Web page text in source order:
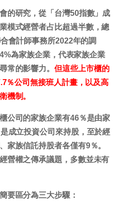
的研究，從「台灣50指數」成
模式經營者占比超過半數，總
會計師事務所2022年的調
為家族企業，代表家族企業
常的影響力。但這些上市櫃的
％公司無接班人計畫，以及高
機制。
公司的家族企業有46％是由家
成立投資公司來持股，至於經
家族信託持股者各僅有9％。
營權之傳承議題，多數並未有
要區分為三大步驟：